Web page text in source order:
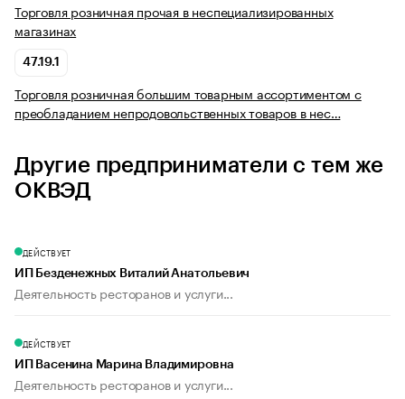
Торговля розничная прочая в неспециализированных
магазинах
47.19.1
Торговля розничная большим товарным ассортиментом с
преобладанием непродовольственных товаров в нес…
Другие предприниматели с тем же
ОКВЭД
ДЕЙСТВУЕТ
ИП Безденежных Виталий Анатольевич
Деятельность ресторанов и услуги...
ДЕЙСТВУЕТ
ИП Васенина Марина Владимировна
Деятельность ресторанов и услуги...